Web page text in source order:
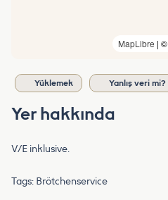
MapLibre | ©
Yüklemek Yanlış veri mi?
Yer hakkında
V/E inklusive.
Tags: Brötchenservice